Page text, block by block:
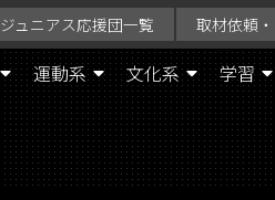
ジュニアス応援団一覧 取材依頼
運動系 文化系 学習